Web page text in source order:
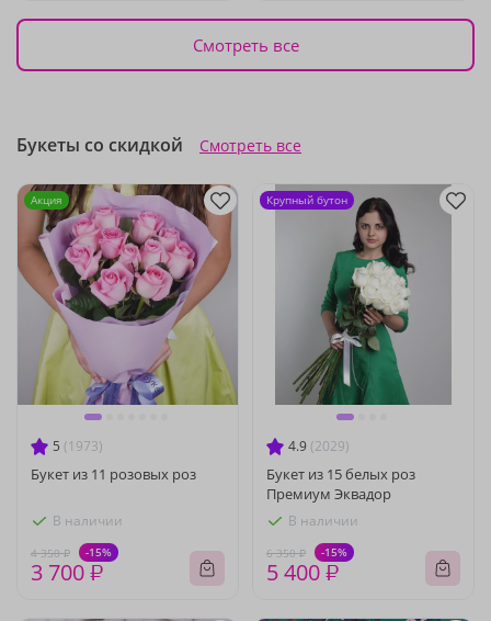
Смотреть все
Букеты со скидкой Смотреть все
5 (1973)
Букет из 11 розовых роз
В наличии
4 350 ₽ -15%
3 700 ₽
Акция
4.9 (2029)
Букет из 15 белых роз
Премиум Эквадор
В наличии
6 350 ₽ -15%
5 400 ₽
Крупный бутон